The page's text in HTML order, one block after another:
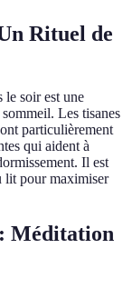
Rituel de
le soir est une
Les tisanes
particulièrement
qui aident à
Il est
lit pour maximiser
Méditation